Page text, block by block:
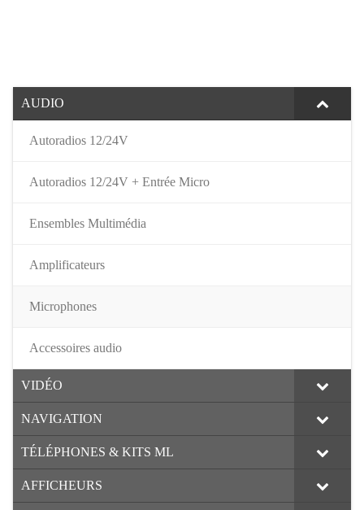
AUDIO
Autoradios 12/24V
Autoradios 12/24V + Entrée Micro
Ensembles Multimédia
Amplificateurs
Microphones
Accessoires audio
VIDÉO
NAVIGATION
TÉLÉPHONES & KITS ML
AFFICHEURS